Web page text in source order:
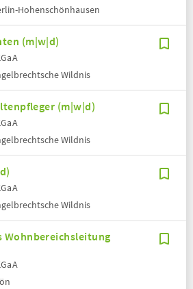
Hohenschönhausen
(m|w|d)
Wildnis
(m|w|d)
Wildnis
Wildnis
Wohnbereichsleitung